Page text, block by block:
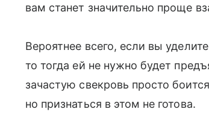
вам станет значительно проще
Вероятнее всего, если вы
то тогда ей не нужно будет
зачастую свекровь просто
но признаться в этом не готова.